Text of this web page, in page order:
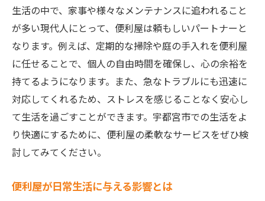
生活の中で、家事や様々なメンテナンスに追われること
が多い現代人にとって、便利屋は頼もしいパートナーと
なります。例えば、定期的な掃除や庭の手入れを便利屋
に任せることで、個人の自由時間を確保し、心の余裕を
持てるようになります。また、急なトラブルにも迅速に
対応してくれるため、ストレスを感じることなく安心し
て生活を過ごすことができます。宇都宮市での生活をよ
り快適にするために、便利屋の柔軟なサービスをぜひ検
討してみてください。
便利屋が日常生活に与える影響とは